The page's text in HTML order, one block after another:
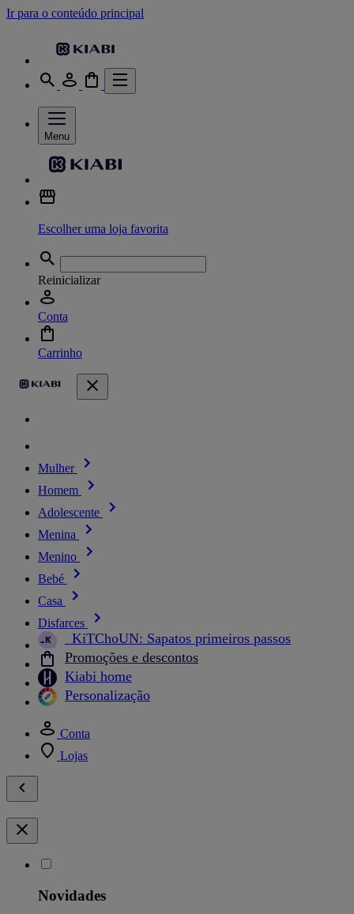
Ir para o conteúdo principal
Menu
Escolher uma loja favorita
Reinicializar
Conta
Carrinho
Mulher
Homem
Adolescente
Menina
Menino
Bebé
Casa
Disfarces
_KiTChoUN: Sapatos primeiros passos
Promoções e descontos
Kiabi home
Personalização
Conta
Lojas
Novidades